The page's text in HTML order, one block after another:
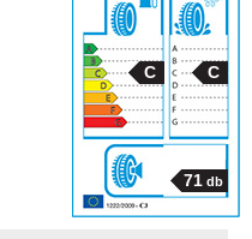
C C
71 db